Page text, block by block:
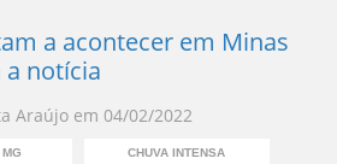
a acontecer em Minas
a notícia
Araújo em 04/02/2022
CHUVA INTENSA